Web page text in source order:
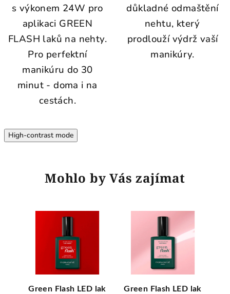
s výkonem 24W pro
aplikaci GREEN
FLASH laků na nehty.
Pro perfektní
manikúru do 30
minut - doma i na
cestách.
důkladné odmaštění
nehtu, který
prodlouží výdrž vaší
manikúry.
High-contrast mode
Mohlo by Vás zajímat
Green Flash LED lak Green Flash LED lak